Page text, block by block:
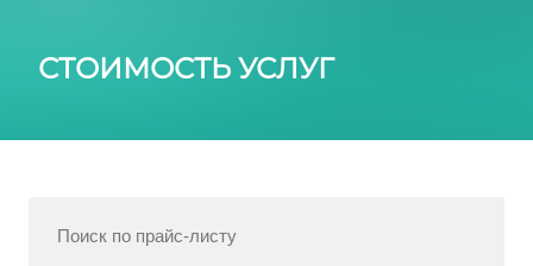
СТОИМОСТЬ УСЛУГ